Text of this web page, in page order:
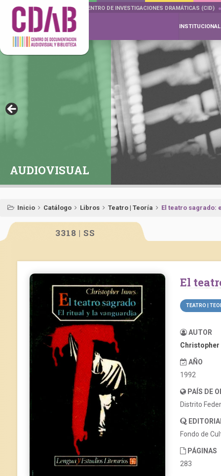
DOCUMENTA DRAMÁTICAS CENTRO DE INVESTIGACIONES DRAMÁTICAS (CID)
INSTITUCIONAL
AUDIOVISUAL
Inicio Catálogo Libros Teatro | Teoría El teatro sagrado:
3318 | SS
El
TEATRO |
AUTOR
Christopher
AÑO
1992
PAÍS DE
Distrito
Fondo de
PÁGINAS
283